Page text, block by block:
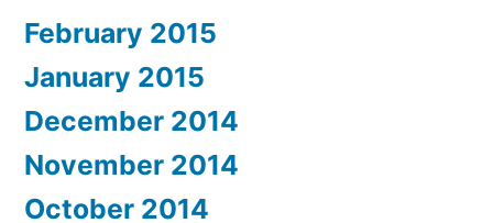
February 2015
January 2015
December 2014
November 2014
October 2014